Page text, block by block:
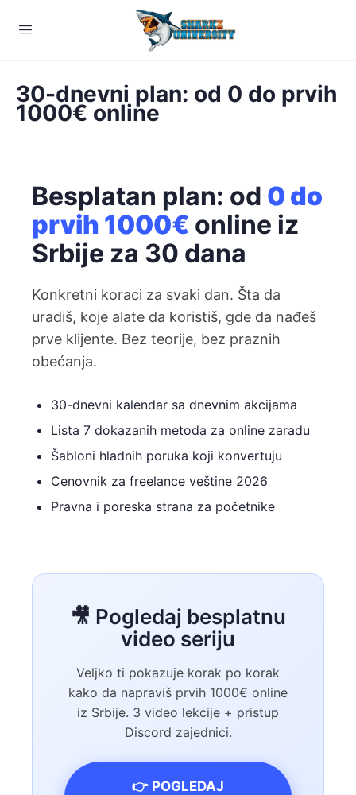
30-dnevni plan: od 0 do prvih
1000€ online
Besplatan plan: od 0 do
prvih 1000€ online iz
Srbije za 30 dana
Konkretni koraci za svaki dan. Šta da
uradiš, koje alate da koristiš, gde da nađeš
prve klijente. Bez teorije, bez praznih
obećanja.
30-dnevni kalendar sa dnevnim akcijama
Lista 7 dokazanih metoda za online zaradu
Šabloni hladnih poruka koji konvertuju
Cenovnik za freelance veštine 2026
Pravna i poreska strana za početnike
🎥 Pogledaj besplatnu
video seriju
Veljko ti pokazuje korak po korak
kako da napraviš prvih 1000€ online
iz Srbije. 3 video lekcije + pristup
Discord zajednici.
👉 POGLEDAJ